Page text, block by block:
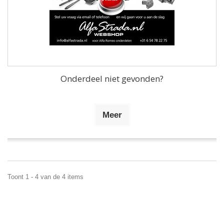
Onderdeel niet gevonden?
Meer
Toont 1 - 4 van de 4 items